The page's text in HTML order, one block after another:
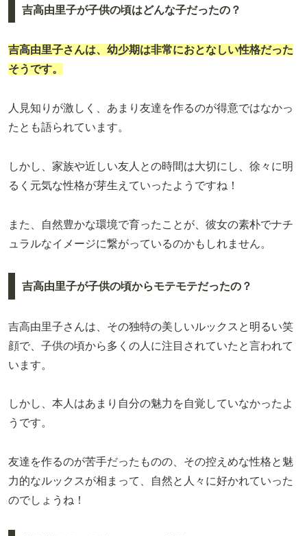
吉高由里子が子供の頃はどんな子だったの？
吉高由里子さんは、幼少期は非常におとなしい性格だった
そうです。
人見知りが激しく、あまり友達を作るのが得意ではなかっ
たとも語られています。
しかし、家族や近しい友人との時間は大切にし、徐々に明
るく元気な性格が芽生えていったようですね！
また、自然豊かな環境で育ったことが、彼女の素朴でナチ
ュラルなイメージに繋がっているのかもしれません。
吉高由里子が子供の頃からモテモテだったの？
吉高由里子さんは、その独特の美しいルックスと明るい笑
顔で、子供の頃から多くの人に注目されていたと言われて
います。
しかし、本人はあまり自分の魅力を自覚していなかったよ
うです。
友達を作るのが苦手だったものの、その控えめな性格と魅
力的なルックスが相まって、自然と人々に好かれていった
のでしょうね！